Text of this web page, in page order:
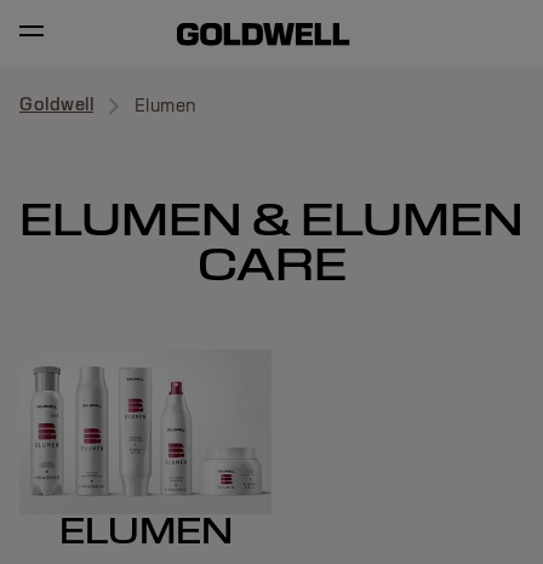
Goldwell Elumen
ELUMEN & ELUMEN
CARE
ELUMEN